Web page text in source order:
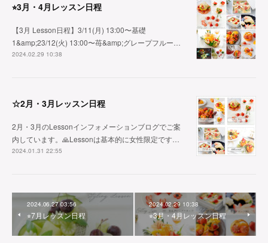
⭐︎3月・4月レッスン日程
【3月 Lesson日程】3/11(月) 13:00〜基礎
1&amp;23/12(火) 13:00〜苺&amp;グレープフルー…
2024.02.29 10:38
☆2月・3月レッスン日程
2月・3月のLessonインフォメーションブログでご案
内しています。🙏Lessonは基本的に女性限定です…
2024.01.31 22:55
2024.06.27 03:56
⭐︎7月レッスン日程
2024.02.29 10:38
⭐︎3月・4月レッスン日程